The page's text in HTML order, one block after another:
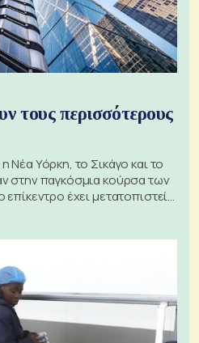
τους περισσότερους
Υόρκη, το Σικάγο και το
στην παγκόσμια κούρσα των
έχει μετατοπιστεί